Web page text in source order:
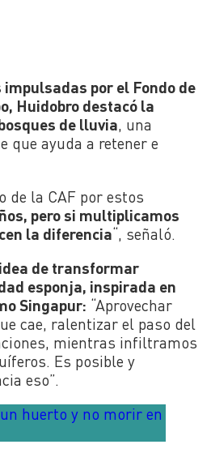
por el Fondo de
Huidobro destacó la
de lluvia, una
que ayuda a retener e
de la CAF por estos
pero si multiplicamos
la diferencia“, señaló.
de transformar
esponja, inspirada en
Singapur: “Aprovechar
cae, ralentizar el paso del
mientras infiltramos
Es posible y
eso”.
huerto y no morir en